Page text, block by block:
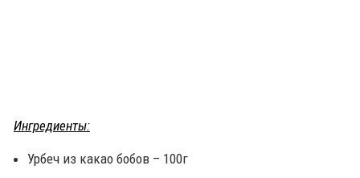
Ингредиенты:
Урбеч из какао бобов – 100г